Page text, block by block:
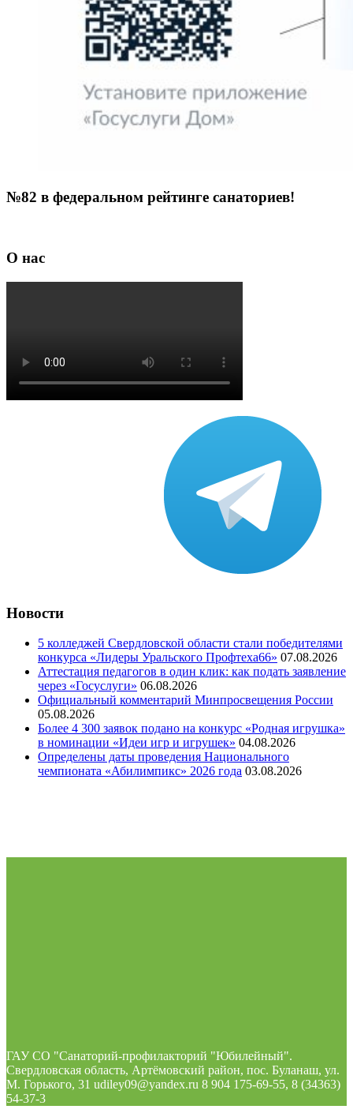
№82 в федеральном рейтинге санаториев!
О нас
Новости
5 колледжей Свердловской области стали победителями
конкурса «Лидеры Уральского Профтеха66» 07.08.2026
Аттестация педагогов в один клик: как подать заявление
через «Госуслуги» 06.08.2026
Официальный комментарий Минпросвещения России
05.08.2026
Более 4 300 заявок подано на конкурс «Родная игрушка»
в номинации «Идеи игр и игрушек» 04.08.2026
Определены даты проведения Национального
чемпионата «Абилимпикс» 2026 года 03.08.2026
ГАУ СО "Санаторий-профилакторий "Юбилейный".
Свердловская область, Артёмовский район, пос. Буланаш, ул.
М. Горького, 31 udiley09@yandex.ru 8 904 175-69-55, 8 (34363)
54-37-3